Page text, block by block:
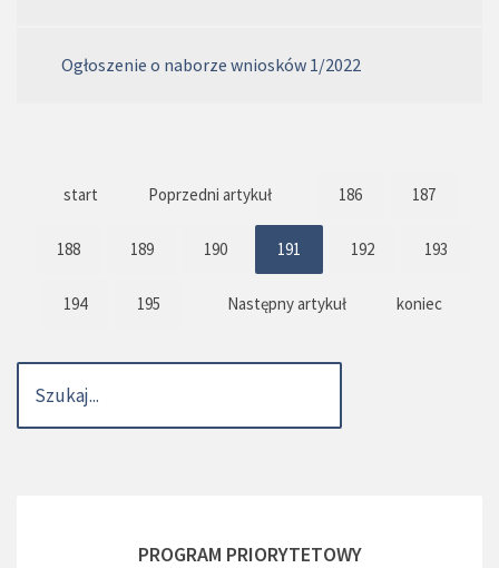
Ogłoszenie o naborze wniosków 1/2022
start Poprzedni artykuł 186 187
188 189 190 191 192 193
194 195 Następny artykuł koniec
PROGRAM PRIORYTETOWY